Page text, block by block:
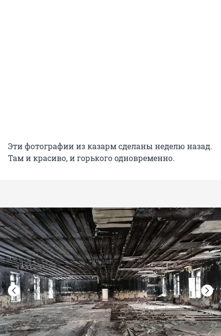
Эти фотографии из казарм сделаны неделю назад.
Там и красиво, и горького одновременно.